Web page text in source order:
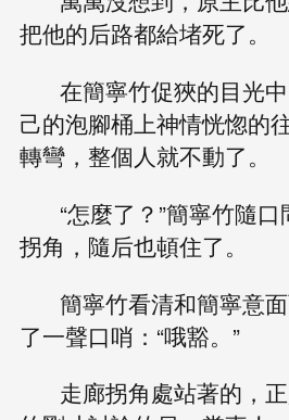
把他的后路都給堵死了。
在簡寧竹促狹的目光
己的泡腳桶上神情恍惚的
轉彎，整個人就不動了。
“怎麼了？”簡寧竹隨
拐角，隨后也頓住了。
簡寧竹看清和簡寧意
了一聲口哨：“哦豁。”
走廊拐角處站著的，